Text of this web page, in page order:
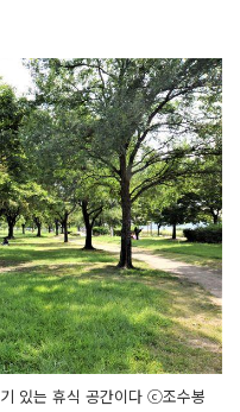
있는 휴식 공간이다 ⓒ조수봉